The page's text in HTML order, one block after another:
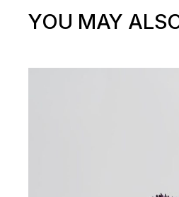
YOU MAY